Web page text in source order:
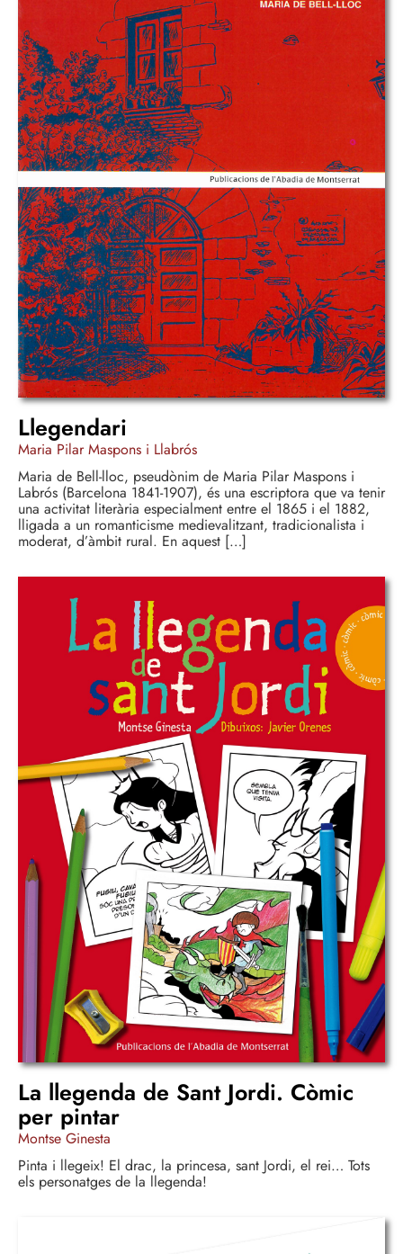
Llegendari
Maria Pilar Maspons i Llabrós
Maria de Bell-lloc, pseudònim de Maria Pilar Maspons i
Labrós (Barcelona 1841-1907), és una escriptora que va tenir
una activitat literària especialment entre el 1865 i el 1882,
lligada a un romanticisme medievalitzant, tradicionalista i
moderat, d’àmbit rural. En aquest […]
La llegenda de Sant Jordi. Còmic
per pintar
Montse Ginesta
Pinta i llegeix! El drac, la princesa, sant Jordi, el rei… Tots
els personatges de la llegenda!